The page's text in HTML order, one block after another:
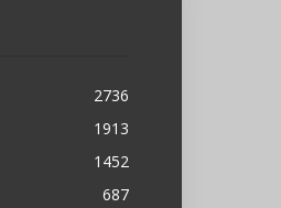
2736
1913
1452
687